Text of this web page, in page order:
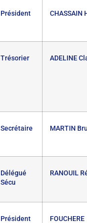
Président CHASSAIN
Trésorier ADELINE
Secrétaire MARTIN
Délégué
Sécu
RANOUIL
Président
FOUCHERE